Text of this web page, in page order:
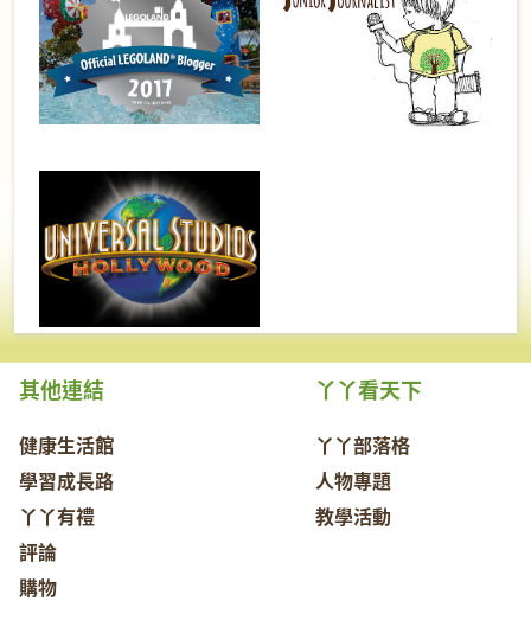
其他連結
健康生活館
學習成長路
丫丫有禮
評論
購物
丫丫看天下
丫丫部落格
人物專題
教學活動